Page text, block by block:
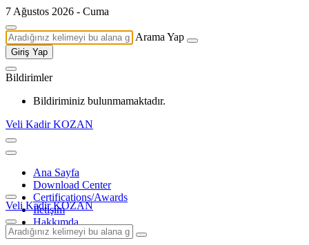
7 Ağustos 2026 - Cuma
Arama Yap
Giriş Yap
Bildirimler
Bildiriminiz bulunmamaktadır.
Veli Kadir KOZAN
Ana Sayfa
Download Center
Certifications/Awards
İletişim
Hakkımda
Veli Kadir KOZAN